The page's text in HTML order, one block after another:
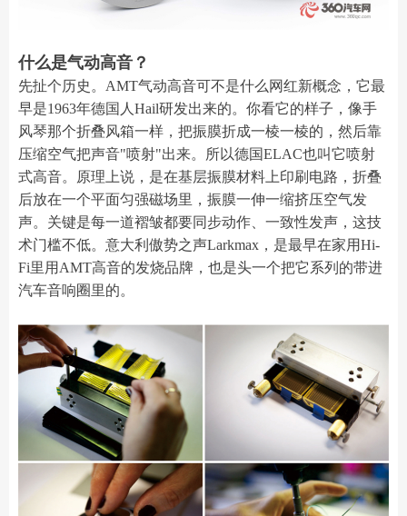
什么是气动高音？
先扯个历史。AMT气动高音可不是什么网红新概念，它最
早是1963年德国人Hail研发出来的。你看它的样子，像手
风琴那个折叠风箱一样，把振膜折成一棱一棱的，然后靠
压缩空气把声音"喷射"出来。所以德国ELAC也叫它喷射
式高音。原理上说，是在基层振膜材料上印刷电路，折叠
后放在一个平面匀强磁场里，振膜一伸一缩挤压空气发
声。关键是每一道褶皱都要同步动作、一致性发声，这技
术门槛不低。意大利傲势之声Larkmax，是最早在家用Hi-
Fi里用AMT高音的发烧品牌，也是头一个把它系列的带进
汽车音响圈里的。